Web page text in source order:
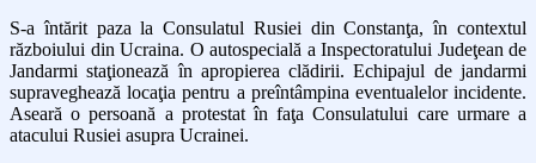
S-a întărit paza la Consulatul Rusiei din Constanţa, în contextul
războiului din Ucraina. O autospecială a Inspectoratului Judeţean de
Jandarmi staţionează în apropierea clădirii. Echipajul de jandarmi
supraveghează locaţia pentru a preîntâmpina eventualelor incidente.
Aseară o persoană a protestat în faţa Consulatului care urmare a
atacului Rusiei asupra Ucrainei.